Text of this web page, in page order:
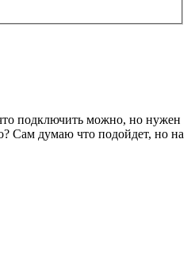
подключить можно, но нужен
Сам думаю что подойдет, но на